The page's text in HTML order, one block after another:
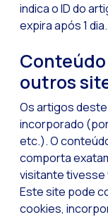
indica o ID do
expira após 1 dia.
outros
Os artigos
incorporado
etc.). O
comporta
visitante tivesse
Este site pode
cookies,